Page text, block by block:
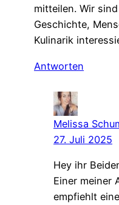
mitteilen. Wir
Geschichte,
Kulinarik
Antworten
Melissa
27. Juli 2025
Hey ihr
Einer meiner
empfiehlt